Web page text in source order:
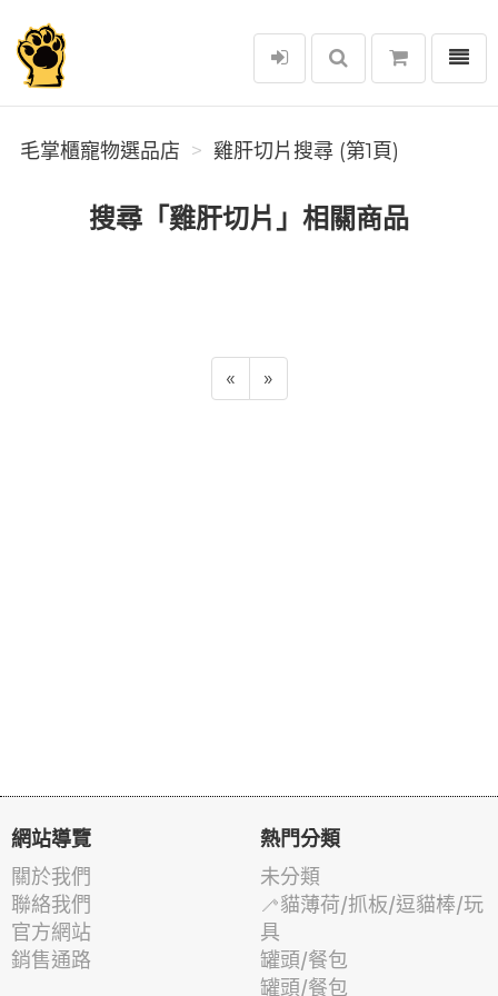
毛掌櫃寵物選品店
選單
毛掌櫃寵物選品店 雞肝切片搜尋 (第1頁)
搜尋「雞肝切片」相關商品
« »
網站導覽
關於我們
聯絡我們
官方網站
銷售通路
熱門分類
未分類
🦯貓薄荷/抓板/逗貓棒/玩
具
罐頭/餐包
罐頭/餐包